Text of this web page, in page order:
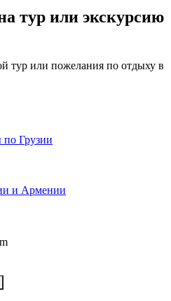
тур или экскурсию
тур или пожелания по отдыху в
Грузии
и Армении